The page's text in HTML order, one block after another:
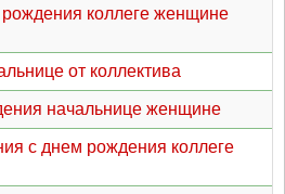
коллеге женщине
от коллектива
начальнице женщине
с днем рождения коллеге